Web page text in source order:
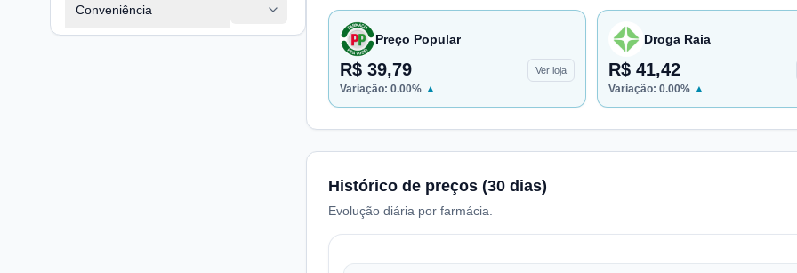
Conveniência
Preço Popular
R$ 39,79 Ver loja
Variação: 0.00% ▲
Droga Raia
R$ 41,42
Variação: 0.00% ▲
Histórico de preços (30 dias)
Evolução diária por farmácia.